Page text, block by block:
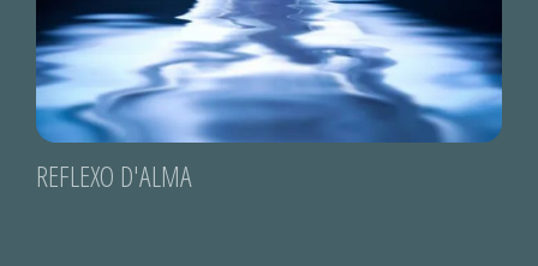
REFLEXO D'ALMA